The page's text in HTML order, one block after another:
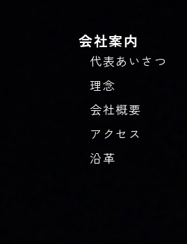
会社案内
代表あいさつ
理念
会社概要
アクセス
沿革